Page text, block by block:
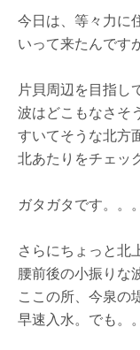
今日は、等々力に
いって来たんです
片貝周辺を目指し
波はどこもなさそ
すいてそうな北方
北あたりをチェック
ガタガタです。。。
さらにちょっと北
腰前後の小振りな
ここの所、今泉の
早速入水。でも。。